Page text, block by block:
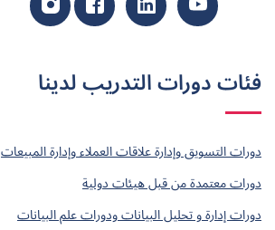
فئات دورات التدريب لدينا
دورات التسويق وإدارة علاقات العملاء وإدارة المبيعات
دورات معتمدة من قبل هيئات دولية
دورات إدارة و تحليل البيانات ودورات علم البيانات